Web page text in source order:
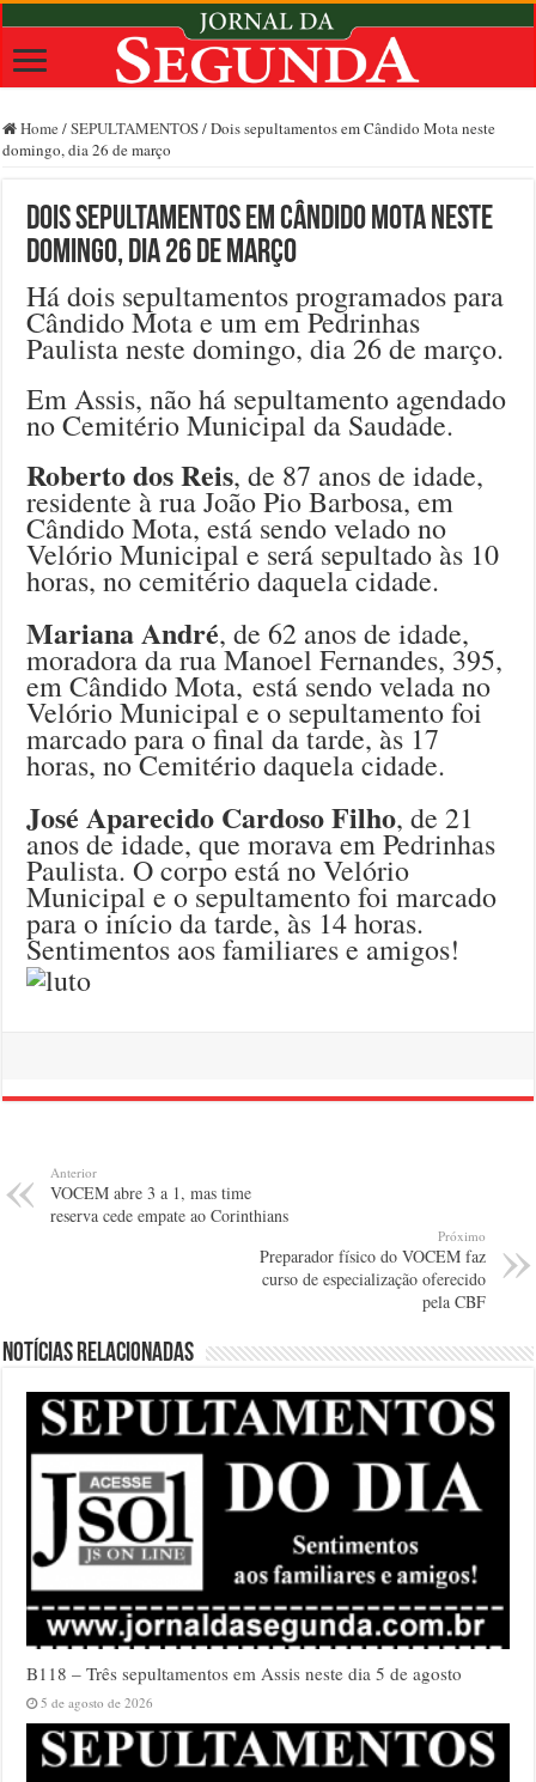
Home /SEPULTAMENTOS/Dois sepultamentos em Cândido Mota neste
domingo, dia 26 de março
Dois sepultamentos em Cândido Mota neste
domingo, dia 26 de março
Há dois sepultamentos programados para
Cândido Mota e um em Pedrinhas
Paulista neste domingo, dia 26 de março.
Em Assis, não há sepultamento agendado
no Cemitério Municipal da Saudade.
Roberto dos Reis, de 87 anos de idade,
residente à rua João Pio Barbosa, em
Cândido Mota, está sendo velado no
Velório Municipal e será sepultado às 10
horas, no cemitério daquela cidade.
Mariana André, de 62 anos de idade,
moradora da rua Manoel Fernandes, 395,
em Cândido Mota, está sendo velada no
Velório Municipal e o sepultamento foi
marcado para o final da tarde, às 17
horas, no Cemitério daquela cidade.
José Aparecido Cardoso Filho, de 21
anos de idade, que morava em Pedrinhas
Paulista. O corpo está no Velório
Municipal e o sepultamento foi marcado
para o início da tarde, às 14 horas.
Sentimentos aos familiares e amigos!
Anterior
VOCEM abre 3 a 1, mas time
reserva cede empate ao Corinthians
Próximo
Preparador físico do VOCEM faz
curso de especialização oferecido
pela CBF
Notícias relacionadas
B118 – Três sepultamentos em Assis neste dia 5 de agosto
5 de agosto de 2026